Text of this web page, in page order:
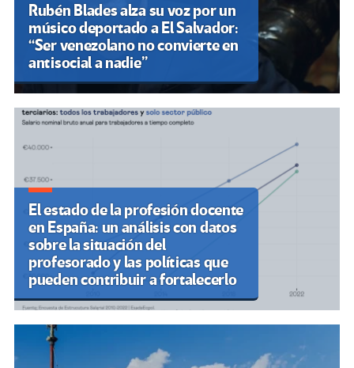
Rubén Blades alza su voz por un
músico deportado a El Salvador:
“Ser venezolano no convierte en
antisocial a nadie”
El estado de la profesión docente
en España: un análisis con datos
sobre la situación del
profesorado y las políticas que
pueden contribuir a fortalecerlo